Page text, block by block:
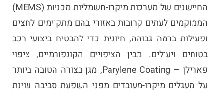
החיישנים של מערכות מיקרו-חשמליות מכניות (MEMS)
הממוקמים לעתים קרובות באזורי בהם מתקיימים לחצים
ופעילות ברמה גבוהה, חיונית כדי להבטיח ביצועי רכב
בטוחים ויעילים. מבין הציפויים הקונפורמיים, ציפוי
פארילן – Parylene Coating, מגן בצורה הטובה ביותר
על מעגלים מיקרו-מעובדים מפני השפעת סביבה עוינת